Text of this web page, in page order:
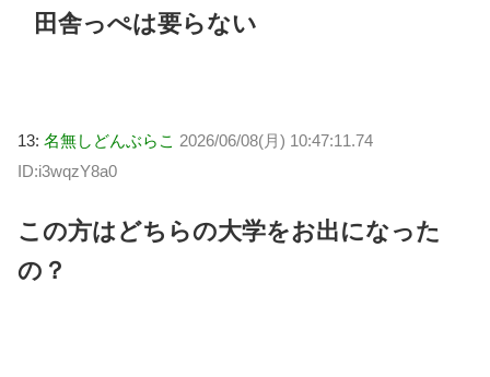
田舎っぺは要らない
13: 名無しどんぶらこ 2026/06/08(月) 10:47:11.74
ID:i3wqzY8a0
この方はどちらの大学をお出になった
の？